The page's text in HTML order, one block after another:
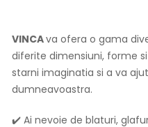
VINCAva ofera o gama
diferite dimensiuni, forme
starni imaginatia si a va
dumneavoastra.
✔️ Ai nevoie de blaturi,